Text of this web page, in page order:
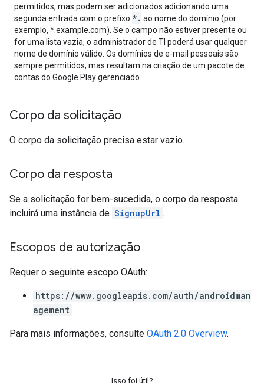
permitidos, mas podem ser adicionados adicionando uma
segunda entrada com o prefixo *. ao nome do domínio (por
exemplo, *.example.com). Se o campo não estiver presente ou
for uma lista vazia, o administrador de TI poderá usar qualquer
nome de domínio válido. Os domínios de e-mail pessoais são
sempre permitidos, mas resultam na criação de um pacote de
contas do Google Play gerenciado.
Corpo da solicitação
O corpo da solicitação precisa estar vazio.
Corpo da resposta
Se a solicitação for bem-sucedida, o corpo da resposta
incluirá uma instância de SignupUrl .
Escopos de autorização
Requer o seguinte escopo OAuth:
https://www.googleapis.com/auth/androidman
agement
Para mais informações, consulte OAuth 2.0 Overview.
Isso foi útil?